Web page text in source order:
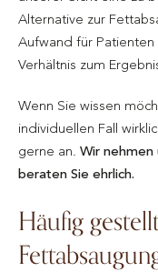
Alternative zur
Aufwand für
Verhältnis zum
Wenn Sie wissen
individuellen Fall
gerne an. Wir
beraten Sie ehrlich.
Häufig